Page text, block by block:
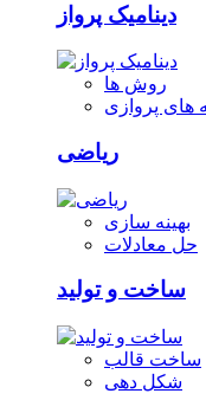
دینامیک پرواز
روش ها
های پروازی
ریاضی
بهینه سازی
حل معادلات
ساخت و تولید
ساخت قالب
شکل دهی